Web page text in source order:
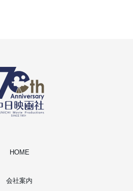
HOME
会社案内